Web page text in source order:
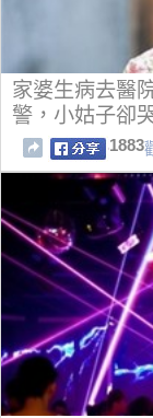
家婆生病去醫
警，小姑子卻
1883